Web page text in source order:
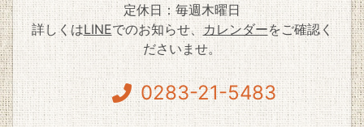
定休日：毎週木曜日
詳しくはLINEでのお知らせ、カレンダーをご確認く
ださいませ。
0283-21-5483